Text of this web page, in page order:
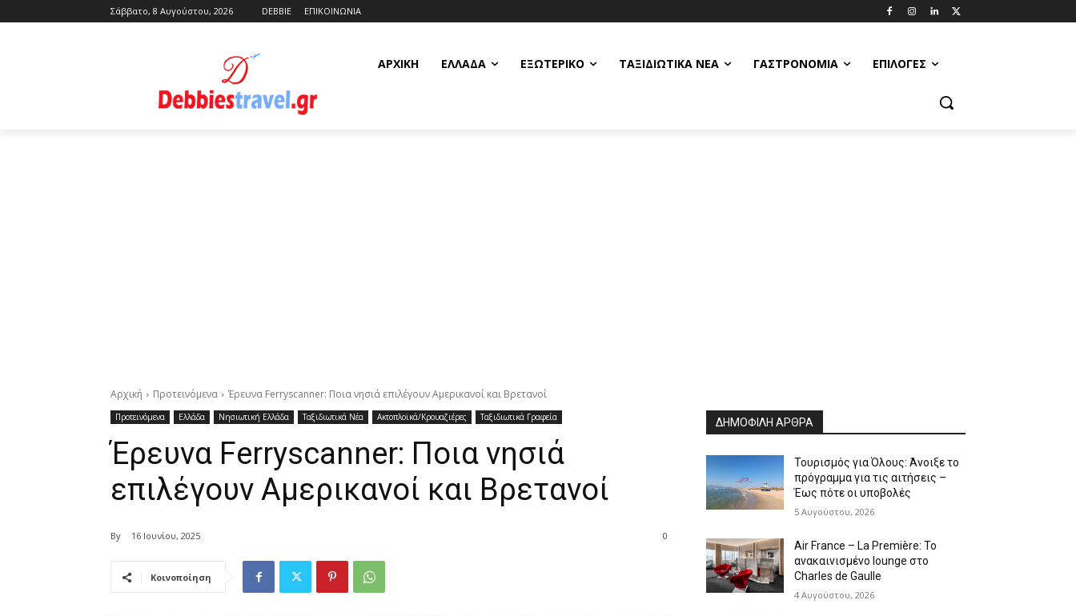
Σάββατο, 8 Αυγούστου, 2026 DEBBIE ΕΠΙΚΟΙΝΩΝΙΑ
ΑΡΧΙΚΗ ΕΛΛΆΔΑ ΕΞΩΤΕΡΙΚΌ ΤΑΞΙΔΙΩΤΙΚΆ ΝΈΑ ΓΑΣΤΡΟΝΟΜΊΑ ΕΠΙΛΟΓΈΣ
Αρχική Προτεινόμενα Έρευνα Ferryscanner: Ποια νησιά επιλέγουν Αμερικανοί και Βρετανοί
Προτεινόμενα Ελλάδα Νησιωτική Ελλάδα Ταξιδιωτικά Νέα Ακτοπλοϊκά/Κρουαζιέρες Ταξιδιωτικά Γραφεία
Έρευνα Ferryscanner: Ποια νησιά
επιλέγουν Αμερικανοί και Βρετανοί
By 16 Ιουνίου, 2025 0
Κοινοποίηση
ΔΗΜΟΦΙΛΗ ΑΡΘΡΑ
Τουρισμός για Όλους: Άνοιξε το
πρόγραμμα για τις αιτήσεις –
Έως πότε οι υποβολές
5 Αυγούστου, 2026
Air France – La Première: Το
ανακαινισμένο lounge στο
Charles de Gaulle
4 Αυγούστου, 2026